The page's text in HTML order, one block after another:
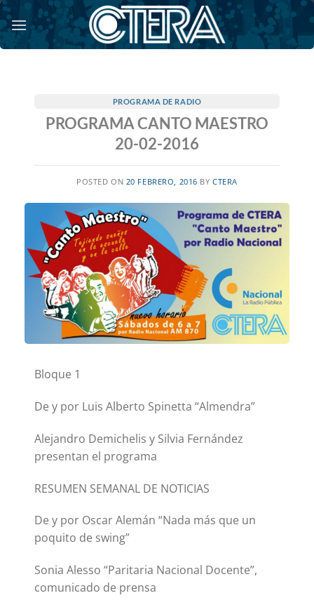
Saltar
al
contenido
PROGRAMA DE RADIO
PROGRAMA CANTO MAESTRO
20-02-2016
POSTED ON 20 FEBRERO, 2016 BY CTERA
Bloque 1
De y por Luis Alberto Spinetta “Almendra”
Alejandro Demichelis y Silvia Fernández
presentan el programa
RESUMEN SEMANAL DE NOTICIAS
De y por Oscar Alemán “Nada más que un
poquito de swing”
Sonia Alesso “Paritaria Nacional Docente”,
comunicado de prensa